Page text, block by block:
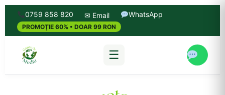
0759 858 820 ✉ Email WhatsApp
PROMOȚIE 60% • DOAR 99 RON
☰